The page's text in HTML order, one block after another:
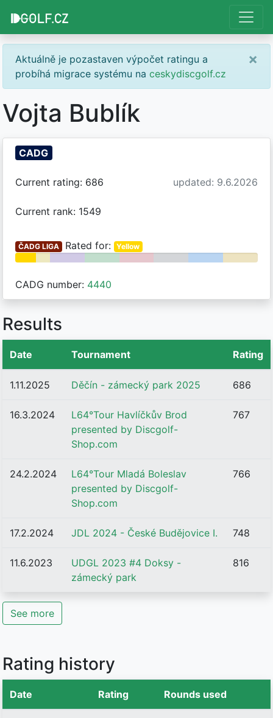
Aktuálně je pozastaven výpočet ratingu a
probíhá migrace systému na ceskydiscgolf.cz
×
Vojta Bublík
CADG
Current rating: 686 updated: 9.6.2026
Current rank: 1549
ČADG LIGA Rated for: Yellow
CADG number: 4440
Results
Date Tournament Rating
1.11.2025 Děčín - zámecký park 2025 686
16.3.2024
L64°Tour Havlíčkův Brod
presented by Discgolf-
Shop.com
767
24.2.2024
L64°Tour Mladá Boleslav
presented by Discgolf-
Shop.com
766
17.2.2024 JDL 2024 - České Budějovice I. 748
11.6.2023
UDGL 2023 #4 Doksy -
zámecký park
816
See more
Rating history
Date Rating Rounds used